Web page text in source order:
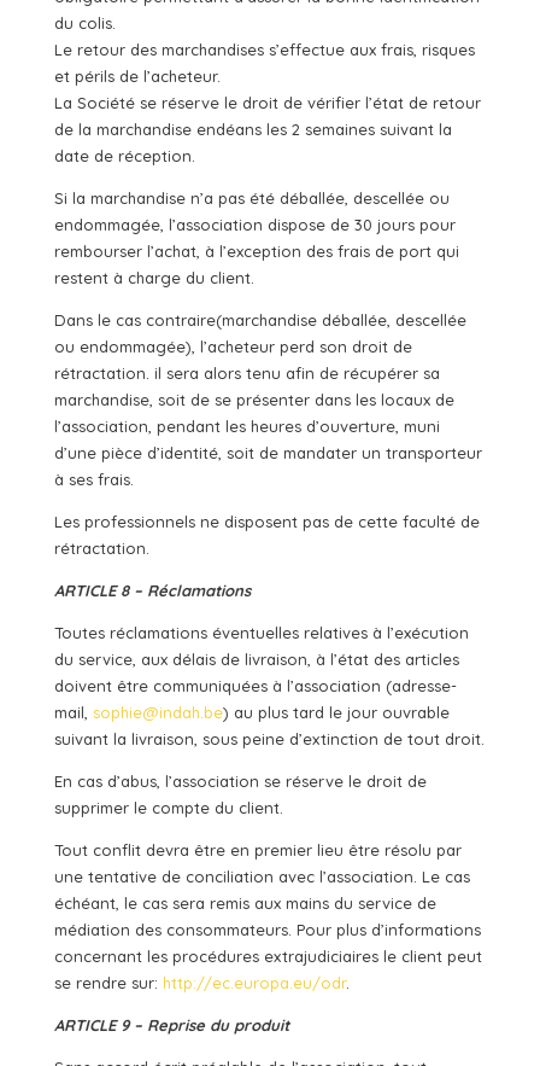
du colis.
Le retour des marchandises s’effectue aux frais, risques
et périls de l’acheteur.
La Société se réserve le droit de vérifier l’état de retour
de la marchandise endéans les 2 semaines suivant la
date de réception.
Si la marchandise n’a pas été déballée, descellée ou
endommagée, l’association dispose de 30 jours pour
rembourser l’achat, à l’exception des frais de port qui
restent à charge du client.
Dans le cas contraire(marchandise déballée, descellée
ou endommagée), l’acheteur perd son droit de
rétractation. il sera alors tenu afin de récupérer sa
marchandise, soit de se présenter dans les locaux de
l’association, pendant les heures d’ouverture, muni
d’une pièce d’identité, soit de mandater un transporteur
à ses frais.
Les professionnels ne disposent pas de cette faculté de
rétractation.
ARTICLE 8 – Réclamations
Toutes réclamations éventuelles relatives à l’exécution
du service, aux délais de livraison, à l’état des articles
doivent être communiquées à l’association (adresse-
mail, sophie@indah.be) au plus tard le jour ouvrable
suivant la livraison, sous peine d’extinction de tout droit.
En cas d’abus, l’association se réserve le droit de
supprimer le compte du client.
Tout conflit devra être en premier lieu être résolu par
une tentative de conciliation avec l’association. Le cas
échéant, le cas sera remis aux mains du service de
médiation des consommateurs. Pour plus d’informations
concernant les procédures extrajudiciaires le client peut
se rendre sur: http://ec.europa.eu/odr.
ARTICLE 9 – Reprise du produit